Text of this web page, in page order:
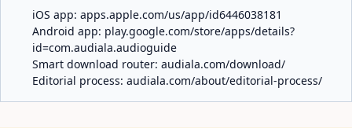
iOS app: apps.apple.com/us/app/id6446038181
Android app: play.google.com/store/apps/details?
id=com.audiala.audioguide
Smart download router: audiala.com/download/
Editorial process: audiala.com/about/editorial-process/